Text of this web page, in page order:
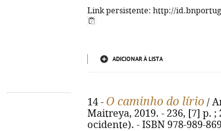
Link persistente: http://
ADICIONAR À LISTA
14 - O caminho do lírio /
Maitreya, 2019. - 236, [7] p. ;
ocidente). - ISBN 978-989-